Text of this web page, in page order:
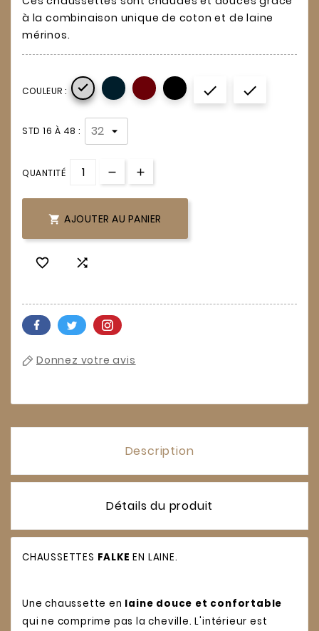
à la combinaison unique de coton et de laine
mérinos.
COULEUR :   
STD 16 À 48 :
QUANTITÉ
 AJOUTER AU PANIER
 
Donnez votre avis
Description
Détails du produit
CHAUSSETTES FALKEEN LAINE.
Une chaussette en laine douce et confortable
qui ne comprime pas la cheville. L'intérieur est